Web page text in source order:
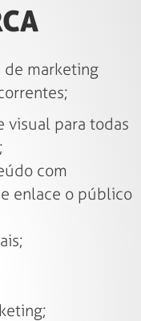
de marketing
visual para todas
com
enlace o público